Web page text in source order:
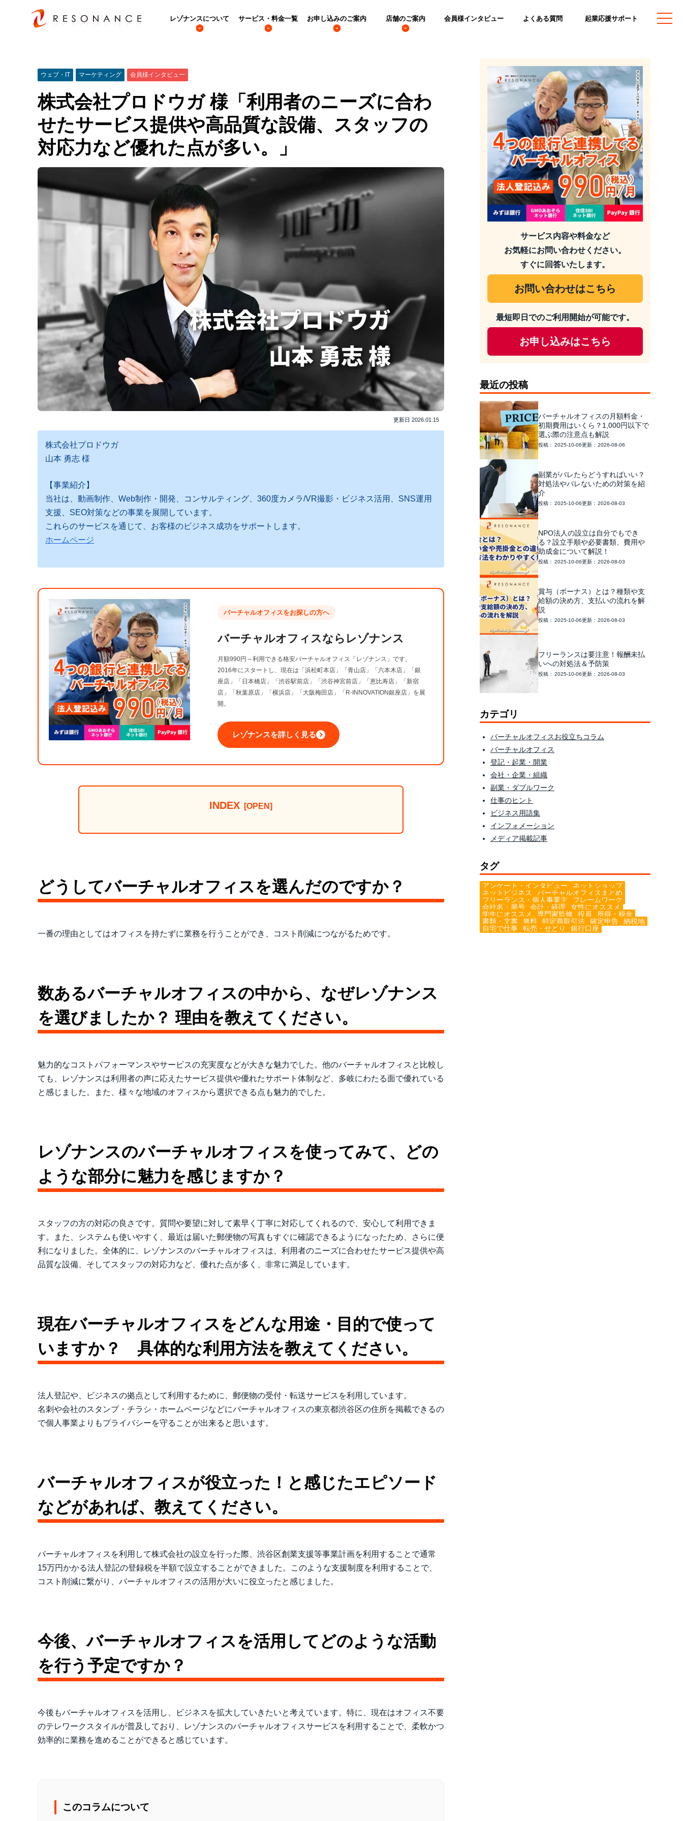
レゾナンスについて サービス・料金一覧 お申し込みのご案内 店舗のご案内 会員様インタビュー よくある質問 起業応援サポート
ウェブ・IT マーケティング 会員様インタビュー
株式会社プロドウガ 様「利用者のニーズに合わ
せたサービス提供や高品質な設備、スタッフの
対応力など優れた点が多い。」
更新日 2026.01.15
株式会社プロドウガ
山本 勇志 様
【事業紹介】
当社は、動画制作、Web制作・開発、コンサルティング、360度カメラ/VR撮影・ビジネス活用、SNS運用
支援、SEO対策などの事業を展開しています。
これらのサービスを通じて、お客様のビジネス成功をサポートします。
ホームページ
バーチャルオフィスをお探しの方へ
バーチャルオフィスなら レゾナンス
月額990円～利用できる格安バーチャルオフィス「レゾナンス」です。
2016年にスタートし、現在は「浜松町本店」「青山店」「六本木店」「銀
座店」「日本橋店」「渋谷駅前店」「渋谷神宮前店」「恵比寿店」「新宿
店」「秋葉原店」「横浜店」「大阪梅田店」「R-INNOVATION銀座店」を展
開。
レゾナンスを詳しく見る
INDEX
どうしてバーチャルオフィスを選んだのですか？
一番の理由としてはオフィスを持たずに業務を行うことができ、コスト削減につながるためです。
数あるバーチャルオフィスの中から、なぜレゾナンス
を選びましたか？ 理由を教えてください。
魅力的なコストパフォーマンスやサービスの充実度などが大きな魅力でした。他のバーチャルオフィスと比較し
ても、レゾナンスは利用者の声に応えたサービス提供や優れたサポート体制など、多岐にわたる面で優れている
と感じました。また、様々な地域のオフィスから選択できる点も魅力的でした。
レゾナンスのバーチャルオフィスを使ってみて、どの
ような部分に魅力を感じますか？
スタッフの方の対応の良さです。質問や要望に対して素早く丁寧に対応してくれるので、安心して利用できま
す。また、システムも使いやすく、最近は届いた郵便物の写真もすぐに確認できるようになったため、さらに便
利になりました。全体的に、レゾナンスのバーチャルオフィスは、利用者のニーズに合わせたサービス提供や高
品質な設備、そしてスタッフの対応力など、優れた点が多く、非常に満足しています。
現在バーチャルオフィスをどんな用途・目的で使って
いますか？ 具体的な利用方法を教えてください。
法人登記や、ビジネスの拠点として利用するために、郵便物の受付・転送サービスを利用しています。
名刺や会社のスタンプ・チラシ・ホームページなどにバーチャルオフィスの東京都渋谷区の住所を掲載できるの
で個人事業よりもプライバシーを守ることが出来ると思います。
バーチャルオフィスが役立った！と感じたエピソード
などがあれば、教えてください。
バーチャルオフィスを利用して株式会社の設立を行った際、渋谷区創業支援等事業計画を利用することで通常
15万円かかる法人登記の登録税を半額で設立することができました。このような支援制度を利用することで、
コスト削減に繋がり、バーチャルオフィスの活用が大いに役立ったと感じました。
今後、バーチャルオフィスを活用してどのような活動
を行う予定ですか？
今後もバーチャルオフィスを活用し、ビジネスを拡大していきたいと考えています。特に、現在はオフィス不要
のテレワークスタイルが普及しており、レゾナンスのバーチャルオフィスサービスを利用することで、柔軟かつ
効率的に業務を進めることができると感じています。
このコラムについて
サービス内容や料金など
お気軽にお問い合わせください。
すぐに回答いたします。
お問い合わせはこちら
最短即日でのご利用開始が可能です。
お申し込みはこちら
最近の投稿
バーチャルオフィスの月額料金・
初期費用はいくら？1,000円以下で
選ぶ際の注意点も解説
2025-10-06 2026-08-06
副業がバレたらどうすればいい？
対処法やバレないための対策を紹
介
2025-10-06 2026-08-03
NPO法人の設立は自分でもでき
る？設立手順や必要書類、費用や
助成金について解説！
2025-10-06 2026-08-03
賞与（ボーナス）とは？種類や支
給額の決め方、支払いの流れを解
説
2025-10-06 2026-08-03
フリーランスは要注意！報酬未払
いへの対処法＆予防策
2025-10-06 2026-08-03
カテゴリ
バーチャルオフィスお役立ちコラム
バーチャルオフィス
登記・起業・開業
会社・企業・組織
副業・ダブルワーク
仕事のヒント
ビジネス用語集
インフォメーション
メディア掲載記事
タグ
アンケート・インタビュー
ネットショップ
ネットビジネス
バーチャルオフィスまとめ
フリーランス・個人事業主
フレームワーク
会社名・屋号
会計・経理
女性にオススメ
学生にオススメ
専門家監修 役員
所得・税金
書類・文書
無料 特定商取引法 確定申告
納税地
自宅で仕事
転売・せどり 銀行口座